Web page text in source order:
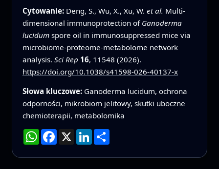
Cytowanie: Deng, S., Wu, X., Xu, W. et al. Multi-
dimensional immunoprotection of Ganoderma
lucidumspore oil in immunosuppressed mice via
microbiome-proteome-metabolome network
analysis. Sci Rep 16, 11548 (2026).
https://doi.org/10.1038/s41598-026-40137-x
Słowa kluczowe: Ganoderma lucidum, ochrona
odporności, mikrobiom jelitowy, skutki uboczne
chemioterapii, metabolomika
WhatsApp
Facebook
X LinkedInPodziel
się